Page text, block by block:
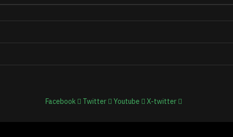
Facebook Twitter Youtube X-twitter